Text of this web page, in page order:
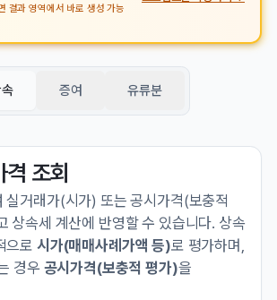
결과 영역에서 바로 생성 가능
증여 유류분
조회
실거래가(시가) 또는 공시가격(보충적
상속세 계산에 반영할 수 있습니다. 상속
으로 시가(매매사례가액 등)로 평가하며,
경우 공시가격(보충적 평가)을